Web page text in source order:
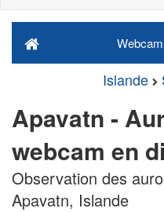
Islande
Apavatn -
webcam en
Observation des
Apavatn, Islande